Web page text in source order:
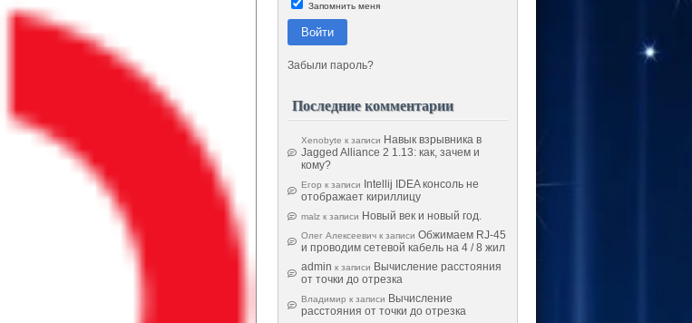
Запомнить меня
Войти
Забыли пароль?
Последние комментарии
Xenobyte к записи Навык взрывника в
Jagged Alliance 2 1.13: как, зачем и
кому?
Егор к записи
Intellij IDEA консоль не
отображает кириллицу
malz к записи Новый век и новый год.
Олег Алексеевич к записи Обжимаем RJ-45
и проводим сетевой кабель на 4 / 8 жил
admin к записи Вычисление расстояния
от точки до отрезка
Владимир к записи Вычисление
расстояния от точки до отрезка